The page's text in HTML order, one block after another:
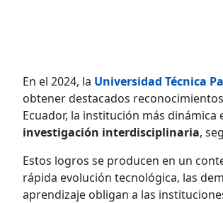
En el 2024, la Universidad Técnica
obtener destacados
Ecuador, la institución más
investigación interdisciplinaria,
Estos logros se producen en un
rápida evolución tecnológica, las
aprendizaje obligan a las